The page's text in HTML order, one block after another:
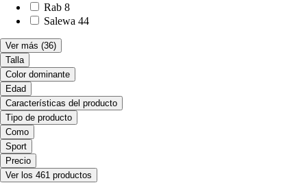
Rab 8
Salewa 44
Ver más (36)
Talla
Color dominante
Edad
Características del producto
Tipo de producto
Como
Sport
Precio
Ver los 461 productos